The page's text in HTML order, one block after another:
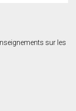
vous
et vous
sur les